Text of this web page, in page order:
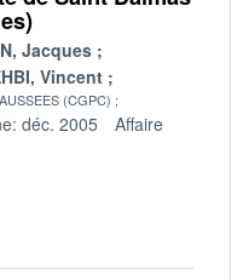
Jacques
Vincent
(CGPC)
déc. 2005
Affaire